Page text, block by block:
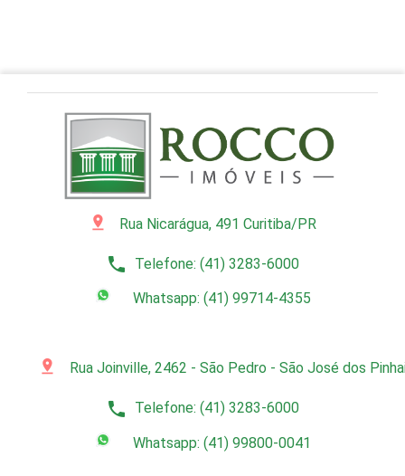
pin_drop Rua Nicarágua, 491 Curitiba/PR
phone Telefone: (41) 3283-6000
Whatsapp: (41) 99714-4355
pin_drop Rua Joinville, 2462 - São Pedro - São José dos
phone Telefone: (41) 3283-6000
Whatsapp: (41) 99800-0041